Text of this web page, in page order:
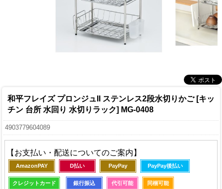
和平フレイズ プロンジュII ステンレス2段水切りかご [キッ
チン 台所 水回り 水切りラック] MG-0408
4903779604089
【お支払い・配送についてのご案内】
AmazonPAY D払い PayPay PayPay後払い
クレジットカード 銀行振込 代引可能 同梱可能